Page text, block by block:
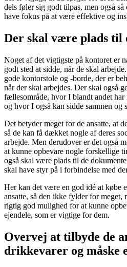
dels føler sig godt tilpas, men også
have fokus på at være effektive og
Der skal være plads til
Noget af det vigtigste på kontoret er
godt sted at sidde, når de skal
gode kontorstole og -borde, der er
når der skal arbejdes. Der skal også
fællesområde, hvor I blandt andet
og hvor I også kan sidde sammen og
Det betyder meget for de ansatte, at
så de kan få dækket nogle af deres
arbejde. Men derudover er det også
at kunne opbevare nogle forskellige
også skal være plads til de
skal have styr på i forbindelse med
Her kan det være en god idé at købe
ansatte, så den ikke fylder for meget,
rigtig god mulighed for at kunne
ejendele, som er vigtige for dem.
Overvej at tilbyde de
drikkevarer og måske